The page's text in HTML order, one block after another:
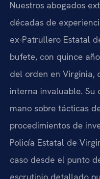
Nuestros abogados
décadas de
ex-Patrullero Estatal
bufete, con quince
del orden en Virginia,
interna invaluable. Su
mano sobre tácticas
procedimientos de
Policía Estatal de
caso desde el punto
escrutinio detallado